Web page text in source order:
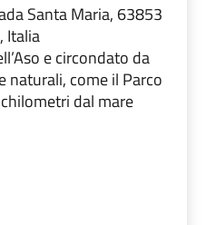
Santa Maria, 63853
Italia
e circondato da
naturali, come il Parco
dal mare